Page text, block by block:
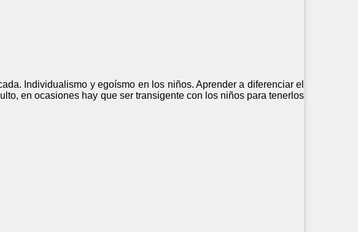
Individualismo y egoísmo en los niños. Aprender a diferenciar el
en ocasiones hay que ser transigente con los niños para tenerlos